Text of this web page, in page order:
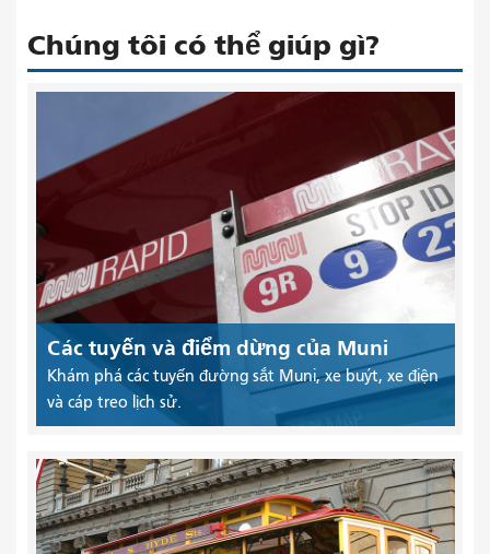
Chúng tôi có thể giúp gì?
Các tuyến và điểm dừng của Muni
Khám phá các tuyến đường sắt Muni, xe buýt, xe điện
và cáp treo lịch sử.